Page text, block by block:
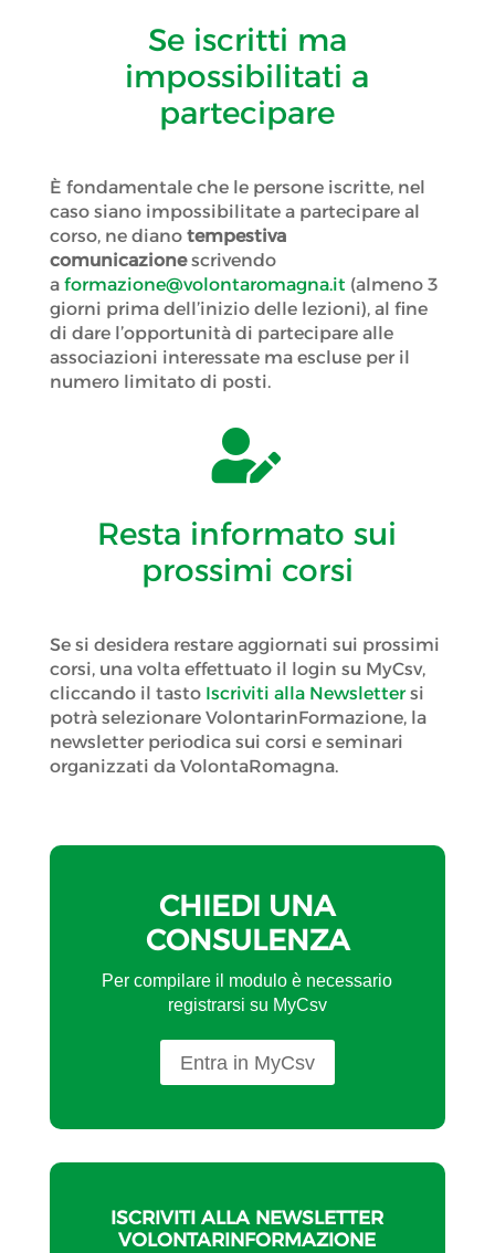
Se iscritti ma
impossibilitati a
partecipare
È fondamentale che le persone iscritte, nel
caso siano impossibilitate a partecipare al
corso, ne diano tempestiva
comunicazionescrivendo
a formazione@volontaromagna.it (almeno 3
giorni prima dell’inizio delle lezioni), al fine
di dare l’opportunità di partecipare alle
associazioni interessate ma escluse per il
numero limitato di posti.

Resta informato sui
prossimi corsi
Se si desidera restare aggiornati sui prossimi
corsi, una volta effettuato il login su MyCsv,
cliccando il tasto Iscriviti alla Newslettersi
potrà selezionare VolontarinFormazione, la
newsletter periodica sui corsi e seminari
organizzati da VolontaRomagna.
CHIEDI UNA
CONSULENZA
Per compilare il modulo è necessario
registrarsi su MyCsv
Entra in MyCsv
ISCRIVITI ALLA NEWSLETTER
VOLONTARINFORMAZIONE